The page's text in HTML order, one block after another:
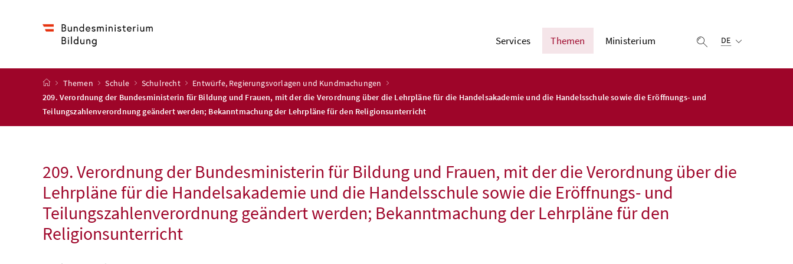
Services Themen Ministerium Suche einblenden
DE
Startseite
Themen Schule Schulrecht
Entwürfe, Regierungsvorlagen und Kundmachungen
209. Verordnung der Bundesministerin für Bildung und Frauen, mit der die Verordnung über die Lehrpläne für die Handelsakademie und die Handelsschule sowie die Eröffnungs- und
Teilungszahlenverordnung geändert werden; Bekanntmachung der Lehrpläne für den Religionsunterricht
209. Verordnung der Bundesministerin für Bildung und Frauen, mit der die Verordnung über die
Lehrpläne für die Handelsakademie und die Handelsschule sowie die Eröffnungs- und
Teilungszahlenverordnung geändert werden; Bekanntmachung der Lehrpläne für den
Religionsunterricht